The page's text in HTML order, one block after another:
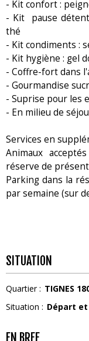
- Kit confort :
- Kit pause
thé
- Kit condiments :
- Kit hygiène : gel
- Coffre-fort dans
- Gourmandise
- Suprise pour les
- En milieu de
Services en
Animaux
réserve de
Parking dans la
par semaine (sur
SITUATION
Quartier : TIGNES
Situation : Départ
EN BREF